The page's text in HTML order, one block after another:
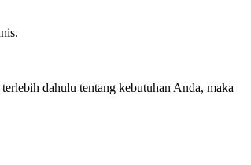
dahulu tentang kebutuhan Anda, maka